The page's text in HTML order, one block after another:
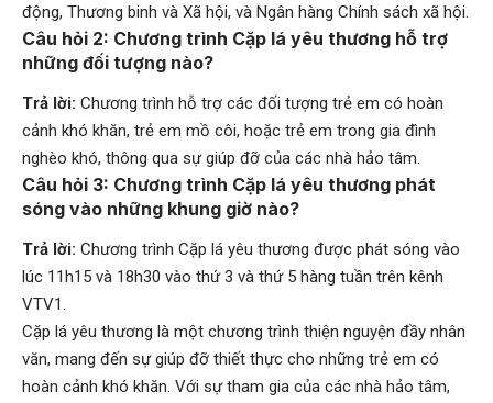
động, Thương binh và Xã hội, và Ngân hàng Chính sách xã hội.
Câu hỏi 2: Chương trình Cặp lá yêu thương hỗ trợ
những đối tượng nào?
Trả lời: Chương trình hỗ trợ các đối tượng trẻ em có hoàn
cảnh khó khăn, trẻ em mồ côi, hoặc trẻ em trong gia đình
nghèo khó, thông qua sự giúp đỡ của các nhà hảo tâm.
Câu hỏi 3: Chương trình Cặp lá yêu thương phát
sóng vào những khung giờ nào?
Trả lời: Chương trình Cặp lá yêu thương được phát sóng vào
lúc 11h15 và 18h30 vào thứ 3 và thứ 5 hàng tuần trên kênh
VTV1.
Cặp lá yêu thương là một chương trình thiện nguyện đầy nhân
văn, mang đến sự giúp đỡ thiết thực cho những trẻ em có
hoàn cảnh khó khăn. Với sự tham gia của các nhà hảo tâm,